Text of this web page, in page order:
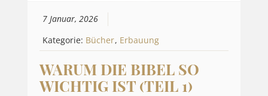
7 Januar, 2026
Kategorie: Bücher, Erbauung
WARUM DIE BIBEL SO
WICHTIG IST (TEIL 1)